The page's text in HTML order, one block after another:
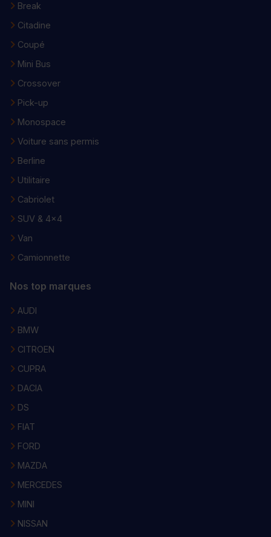
Break
Citadine
Coupé
Mini Bus
Crossover
Pick-up
Monospace
Voiture sans permis
Berline
Utilitaire
Cabriolet
SUV & 4x4
Van
Camionnette
Nos top marques
AUDI
BMW
CITROEN
CUPRA
DACIA
DS
FIAT
FORD
MAZDA
MERCEDES
MINI
NISSAN